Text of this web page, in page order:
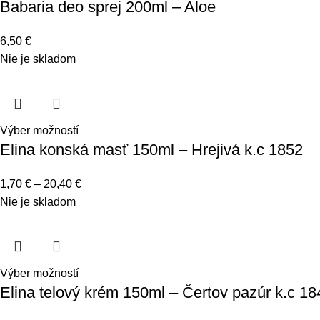
Babaria deo sprej 200ml – Aloe
6,50 €
Nie je skladom
Výber možností
Elina konská masť 150ml – Hrejivá k.c 1852
1,70 € – 20,40 €
Nie je skladom
Výber možností
Elina telový krém 150ml – Čertov pazúr k.c